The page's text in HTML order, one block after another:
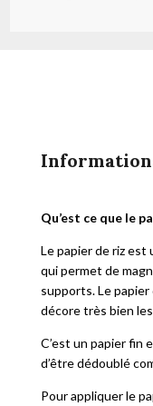
Qu’est ce que le
Le papier de riz
qui permet de
supports. Le
décore très bien
C’est un papier fin
d’être dédoublé
Pour appliquer le